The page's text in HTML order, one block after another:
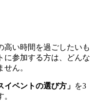
高い時間を過ごしたいも
に参加する方は、どんな
ん。
イベントの選び方」 を3